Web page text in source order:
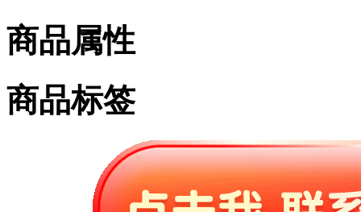
商品属性
商品标签